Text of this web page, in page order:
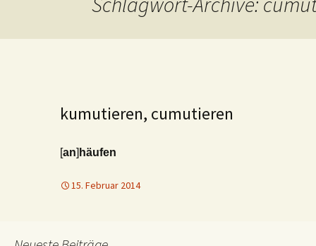
kumutieren, cumutieren
[an] häufen
15. Februar 2014